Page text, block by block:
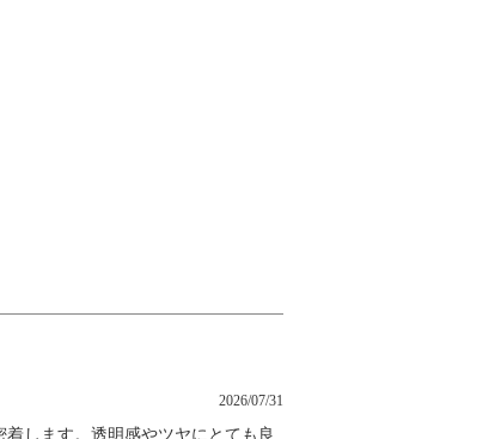
2026/07/31
します。透明感やツヤにとても良